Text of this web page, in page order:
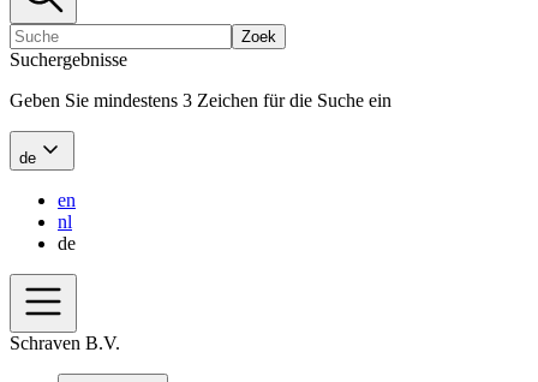
Zoek
Suchergebnisse
Geben Sie mindestens 3 Zeichen für die Suche ein
de
en
nl
de
Schraven B.V.